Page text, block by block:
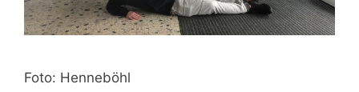
Foto: Henneböhl